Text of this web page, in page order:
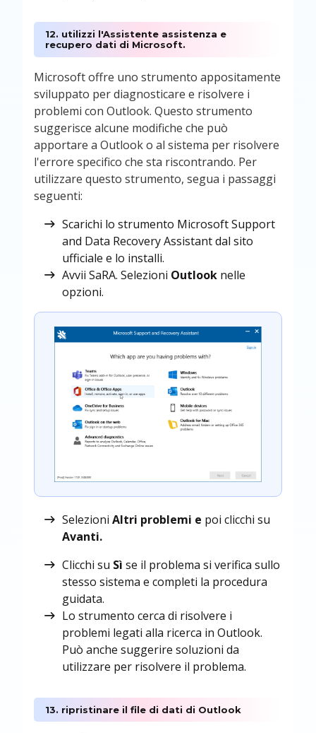
12. utilizzi l'Assistente assistenza e
recupero dati di Microsoft.
Microsoft offre uno strumento appositamente
sviluppato per diagnosticare e risolvere i
problemi con Outlook. Questo strumento
suggerisce alcune modifiche che può
apportare a Outlook o al sistema per risolvere
l'errore specifico che sta riscontrando. Per
utilizzare questo strumento, segua i passaggi
seguenti:
Scarichi lo strumento Microsoft Support
and Data Recovery Assistant dal sito
ufficiale e lo installi.
Avvii SaRA. Selezioni Outlook nelle
opzioni.
Selezioni Altri problemi e poi clicchi su
Avanti.
Clicchi su Sì se il problema si verifica sullo
stesso sistema e completi la procedura
guidata.
Lo strumento cerca di risolvere i
problemi legati alla ricerca in Outlook.
Può anche suggerire soluzioni da
utilizzare per risolvere il problema.
13. ripristinare il file di dati di Outlook